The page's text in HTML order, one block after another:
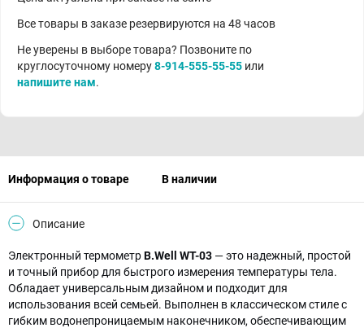
Все товары в заказе резервируются на 48 часов
Не уверены в выборе товара? Позвоните по
круглосуточному номеру8-914-555-55-55 или
напишите нам.
Информация о товаре В наличии
Описание
Электронный термометрB.Well WT-03 — это надежный, простой
и точный прибор для быстрого измерения температуры тела.
Обладает универсальным дизайном и подходит для
использования всей семьей. Выполнен в классическом стиле с
гибким водонепроницаемым наконечником, обеспечивающим